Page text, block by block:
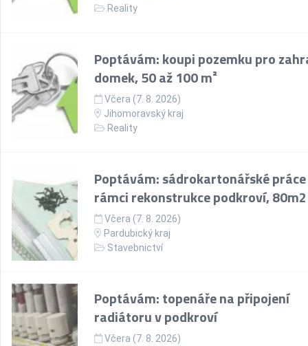
Reality
Poptávám: koupi pozemku pro
domek, 50 až 100 m²
Včera (7. 8. 2026)
Jihomoravský kraj
Reality
Poptávám: sádrokartonářské
rámci rekonstrukce podkroví, 80m2
Včera (7. 8. 2026)
Pardubický kraj
Stavebnictví
Poptávám: topenáře na připojení
radiátoru v podkroví
Včera (7. 8. 2026)